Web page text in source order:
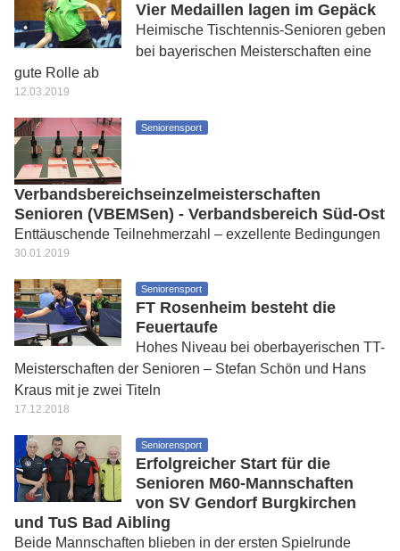
Vier Medaillen lagen im Gepäck
Heimische Tischtennis-Senioren geben
bei bayerischen Meisterschaften eine
gute Rolle ab
12.03.2019
Seniorensport
Verbandsbereichseinzelmeisterschaften
Senioren (VBEMSen) - Verbandsbereich Süd-Ost
Enttäuschende Teilnehmerzahl – exzellente Bedingungen
30.01.2019
Seniorensport
FT Rosenheim besteht die
Feuertaufe
Hohes Niveau bei oberbayerischen TT-
Meisterschaften der Senioren – Stefan Schön und Hans
Kraus mit je zwei Titeln
17.12.2018
Seniorensport
Erfolgreicher Start für die
Senioren M60-Mannschaften
von SV Gendorf Burgkirchen
und TuS Bad Aibling
Beide Mannschaften blieben in der ersten Spielrunde